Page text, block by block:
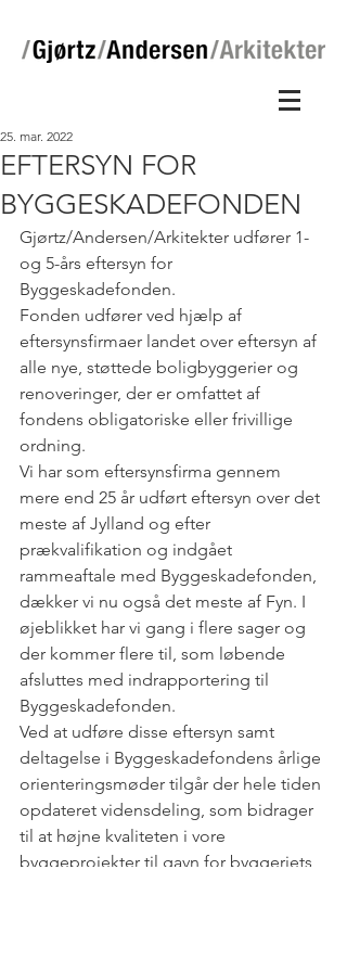
EFTERSYN FOR
BYGGESKADEFONDEN
25. mar. 2022
Gjørtz/Andersen/Arkitekter udfører 1-
og 5-års eftersyn for
Byggeskadefonden.
Fonden udfører ved hjælp af
eftersynsfirmaer landet over eftersyn af
alle nye, støttede boligbyggerier og
renoveringer, der er omfattet af
fondens obligatoriske eller frivillige
ordning.
Vi har som eftersynsfirma gennem
mere end 25 år udført eftersyn over det
meste af Jylland og efter
prækvalifikation og indgået
rammeaftale med Byggeskadefonden,
dækker vi nu også det meste af Fyn. I
øjeblikket har vi gang i flere sager og
der kommer flere til, som løbende
afsluttes med indrapportering til
Byggeskadefonden.
Ved at udføre disse eftersyn samt
deltagelse i Byggeskadefondens årlige
orienteringsmøder tilgår der hele tiden
opdateret vidensdeling, som bidrager
til at højne kvaliteten i vore
byggeprojekter til gavn for byggeriets